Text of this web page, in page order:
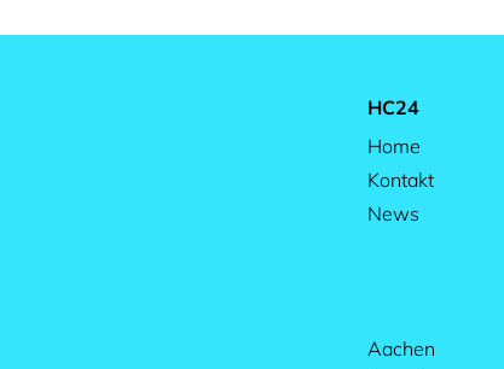
HC24
Home
Kontakt
News
Aachen